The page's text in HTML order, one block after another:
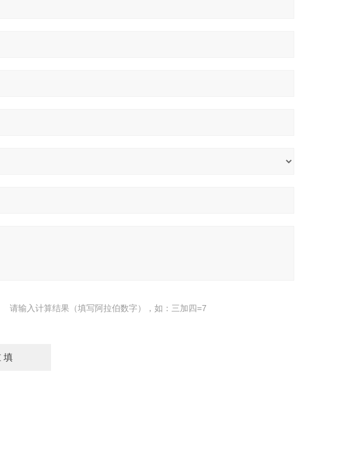
请输入计算结果（填写阿拉伯数字），如：三加四=7